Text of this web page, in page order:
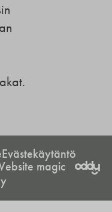
Evästekäytäntö
magic